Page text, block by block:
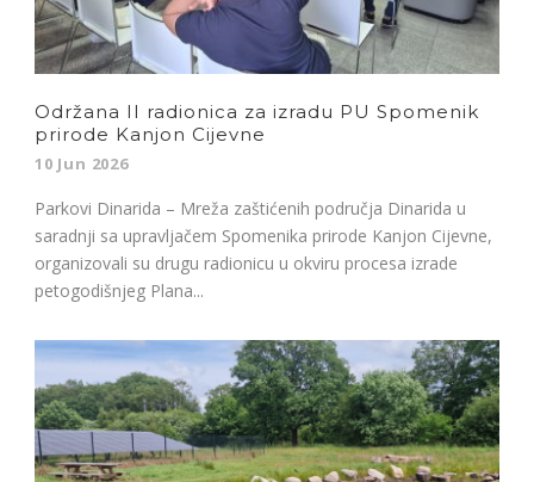
Održana II radionica za izradu PU Spomenik
prirode Kanjon Cijevne
10 Jun 2026
Parkovi Dinarida – Mreža zaštićenih područja Dinarida u
saradnji sa upravljačem Spomenika prirode Kanjon Cijevne,
organizovali su drugu radionicu u okviru procesa izrade
petogodišnjeg Plana...